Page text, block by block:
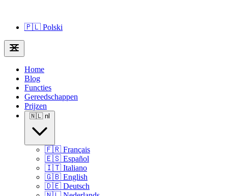
🇵🇱 Polski
Home
Blog
Functies
Gereedschappen
Prijzen
🇳🇱 nl
🇫🇷 Français
🇪🇸 Español
🇮🇹 Italiano
🇬🇧 English
🇩🇪 Deutsch